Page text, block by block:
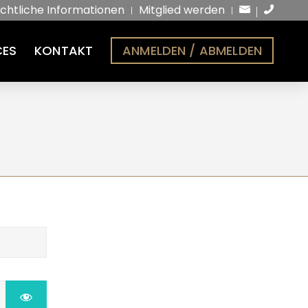
Informationen Mitglied werden
KONTAKT ANMELDEN / ABMELDEN